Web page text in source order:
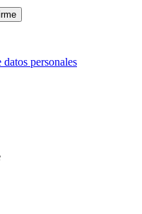
datos personales